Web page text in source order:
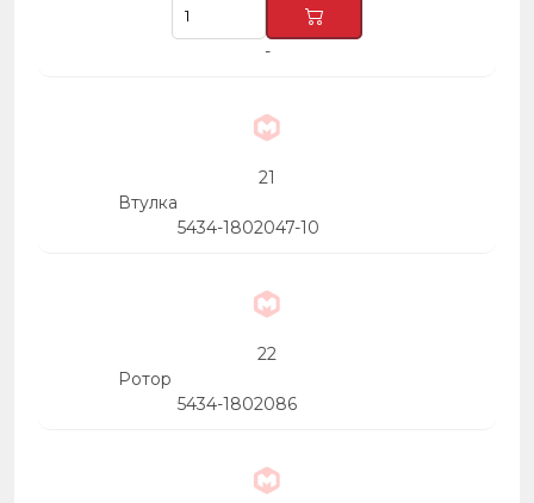
-
21
Втулка
5434-1802047-10
22
Ротор
5434-1802086